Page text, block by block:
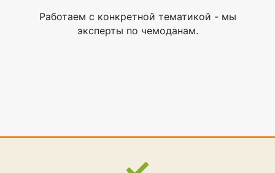
Работаем с конкретной тематикой - мы
эксперты по чемоданам.